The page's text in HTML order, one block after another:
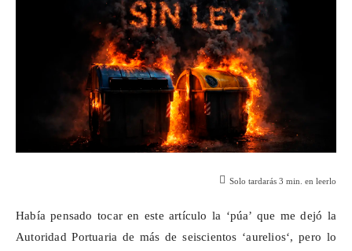
Solo tardarás 3 min. en leerlo
Había pensado tocar en este artículo la ‘púa’ que me dejó la
Autoridad Portuaria de más de seiscientos ‘aurelios‘, pero lo